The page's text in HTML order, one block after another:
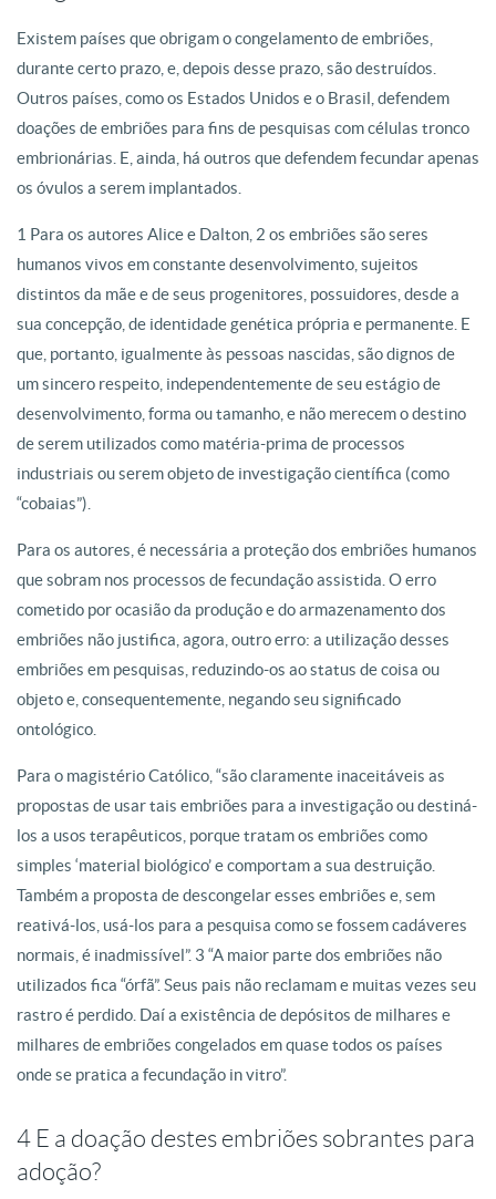
Existem países que obrigam o congelamento de embriões,
durante certo prazo, e, depois desse prazo, são destruídos.
Outros países, como os Estados Unidos e o Brasil, defendem
doações de embriões para fins de pesquisas com células tronco
embrionárias. E, ainda, há outros que defendem fecundar apenas
os óvulos a serem implantados.
1 Para os autores Alice e Dalton, 2 os embriões são seres
humanos vivos em constante desenvolvimento, sujeitos
distintos da mãe e de seus progenitores, possuidores, desde a
sua concepção, de identidade genética própria e permanente. E
que, portanto, igualmente às pessoas nascidas, são dignos de
um sincero respeito, independentemente de seu estágio de
desenvolvimento, forma ou tamanho, e não merecem o destino
de serem utilizados como matéria-prima de processos
industriais ou serem objeto de investigação científica (como
“cobaias”).
Para os autores, é necessária a proteção dos embriões humanos
que sobram nos processos de fecundação assistida. O erro
cometido por ocasião da produção e do armazenamento dos
embriões não justifica, agora, outro erro: a utilização desses
embriões em pesquisas, reduzindo-os ao status de coisa ou
objeto e, consequentemente, negando seu significado
ontológico.
Para o magistério Católico, “são claramente inaceitáveis as
propostas de usar tais embriões para a investigação ou destiná-
los a usos terapêuticos, porque tratam os embriões como
simples ‘material biológico’ e comportam a sua destruição.
Também a proposta de descongelar esses embriões e, sem
reativá-los, usá-los para a pesquisa como se fossem cadáveres
normais, é inadmissível”. 3 “A maior parte dos embriões não
utilizados fica “órfã”. Seus pais não reclamam e muitas vezes seu
rastro é perdido. Daí a existência de depósitos de milhares e
milhares de embriões congelados em quase todos os países
onde se pratica a fecundação in vitro”.
4 E a doação destes embriões sobrantes para
adoção?